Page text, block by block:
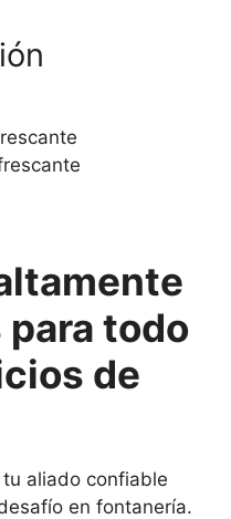
todo
de
aliado confiable
en fontanería.